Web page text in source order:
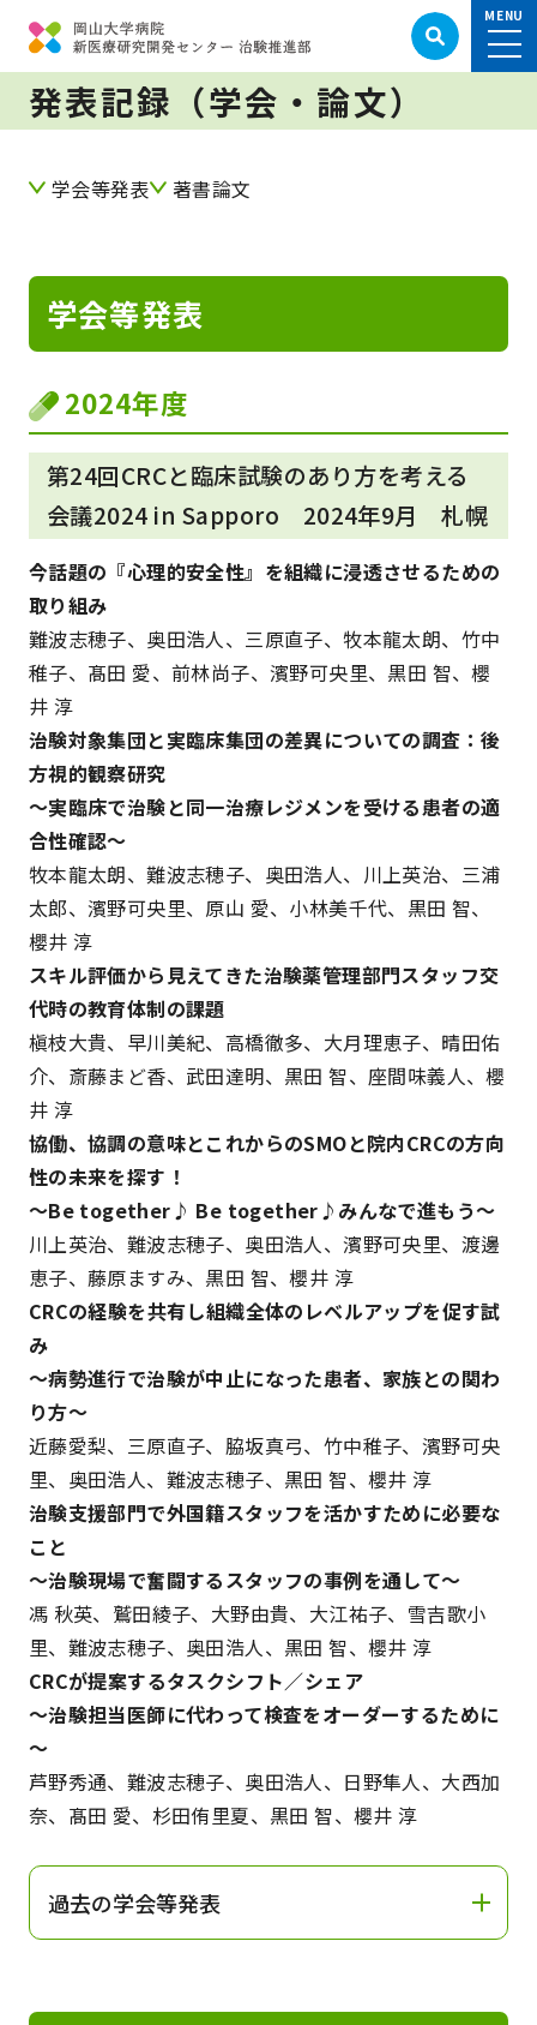
発表記録（学会・論文）
学会等発表 著書論文
学会等発表
2024年度
第24回CRCと臨床試験のあり方を考える
会議2024 in Sapporo 2024年9月 札幌
今話題の『心理的安全性』を組織に浸透させるための
取り組み
難波志穂子、奥田浩人、三原直子、牧本龍太朗、竹中
稚子、髙田 愛、前林尚子、濱野可央里、黒田 智、櫻
井 淳
治験対象集団と実臨床集団の差異についての調査：後
方視的観察研究
～実臨床で治験と同一治療レジメンを受ける患者の適
合性確認～
牧本龍太朗、難波志穂子、奥田浩人、川上英治、三浦
太郎、濱野可央里、原山 愛、小林美千代、黒田 智、
櫻井 淳
スキル評価から見えてきた治験薬管理部門スタッフ交
代時の教育体制の課題
槇枝大貴、早川美紀、高橋徹多、大月理恵子、晴田佑
介、斎藤まど香、武田達明、黒田 智、座間味義人、櫻
井 淳
協働、協調の意味とこれからのSMOと院内CRCの方向
性の未来を探す！
～Be together♪ Be together♪みんなで進もう～
川上英治、難波志穂子、奥田浩人、濱野可央里、渡邊
恵子、藤原ますみ、黒田 智、櫻井 淳
CRCの経験を共有し組織全体のレベルアップを促す試
み
～病勢進行で治験が中止になった患者、家族との関わ
り方～
近藤愛梨、三原直子、脇坂真弓、竹中稚子、濱野可央
里、奥田浩人、難波志穂子、黒田 智、櫻井 淳
治験支援部門で外国籍スタッフを活かすために必要な
こと
～治験現場で奮闘するスタッフの事例を通して～
馮 秋英、鷲田綾子、大野由貴、大江祐子、雪吉歌小
里、難波志穂子、奥田浩人、黒田 智、櫻井 淳
CRCが提案するタスクシフト／シェア
～治験担当医師に代わって検査をオーダーするために
～
芦野秀通、難波志穂子、奥田浩人、日野隼人、大西加
奈、髙田 愛、杉田侑里夏、黒田 智、櫻井 淳
過去の学会等発表